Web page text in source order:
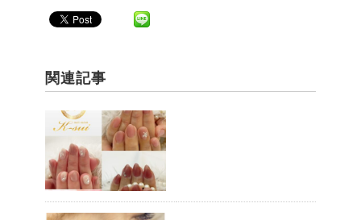
関連記事